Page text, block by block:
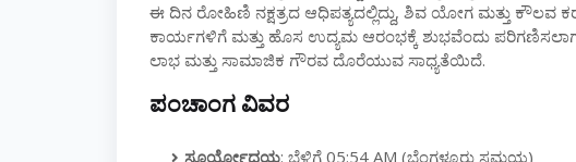
ಈ ದಿನ ರೋಹಿಣಿ ನಕ್ಷತ್ರದ ಆಧಿಪತ್ಯದಲ್ಲಿದ್ದು, ಶಿವ ಯೋಗ ಮತ್ತು ಕೌಲವ
ಕಾರ್ಯಗಳಿಗೆ ಮತ್ತು ಹೊಸ ಉದ್ಯಮ ಆರಂಭಕ್ಕೆ ಶುಭವೆಂದು
ಲಾಭ ಮತ್ತು ಸಾಮಾಜಿಕ ಗೌರವ ದೊರೆಯುವ ಸಾಧ್ಯತೆಯಿದೆ.
ಪಂಚಾಂಗ ವಿವರ
ಸೂರ್ಯೋದಯ: ಬೆಳಿಗ್ಗೆ 05:54 AM (ಬೆಂಗಳೂರು ಸಮಯ)